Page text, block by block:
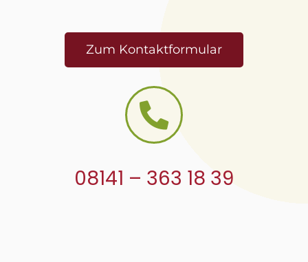
Zum Kontaktformular
08141 – 363 18 39